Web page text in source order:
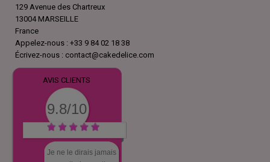
129 Avenue des Chartreux
13004 MARSEILLE
France
Appelez-nous : +33 9 84 02 18 38
Écrivez-nous : contact@cakedelice.com
AVIS CLIENTS
9.8/10
Je ne le dirais jamais